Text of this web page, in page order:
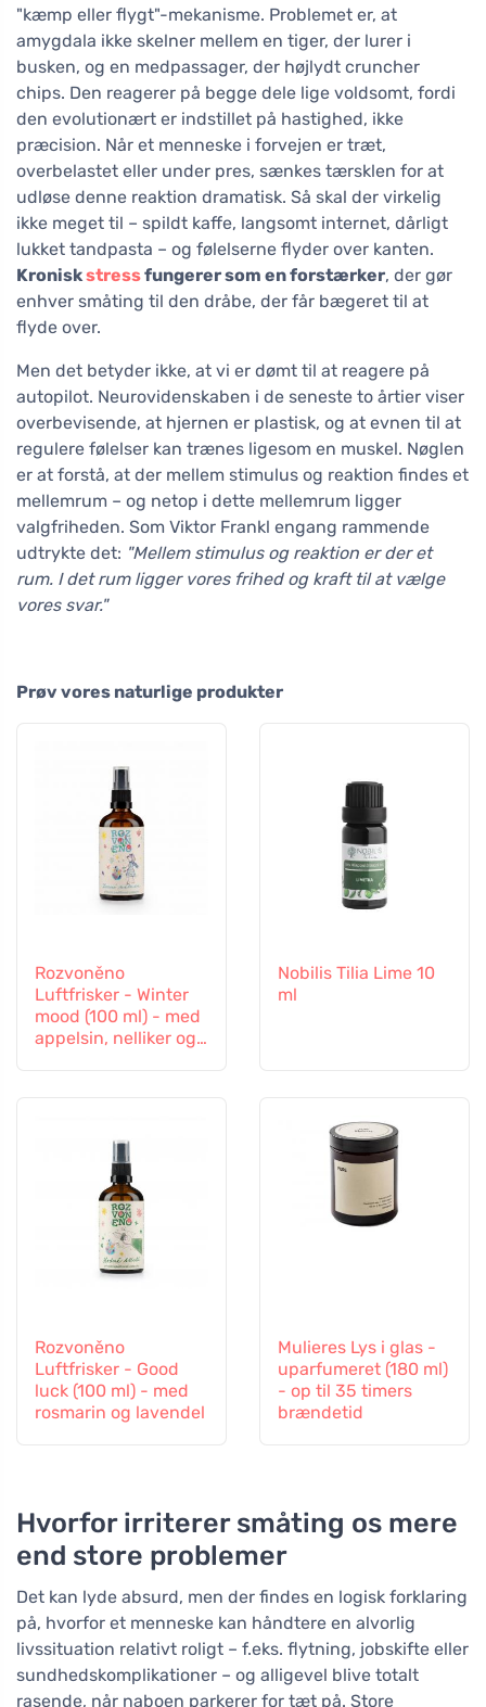
"kæmp eller flygt"-mekanisme. Problemet er, at
amygdala ikke skelner mellem en tiger, der lurer i
busken, og en medpassager, der højlydt cruncher
chips. Den reagerer på begge dele lige voldsomt, fordi
den evolutionært er indstillet på hastighed, ikke
præcision. Når et menneske i forvejen er træt,
overbelastet eller under pres, sænkes tærsklen for at
udløse denne reaktion dramatisk. Så skal der virkelig
ikke meget til – spildt kaffe, langsomt internet, dårligt
lukket tandpasta – og følelserne flyder over kanten.
Kroniskstressfungerer som en forstærker, der gør
enhver småting til den dråbe, der får bægeret til at
flyde over.
Men det betyder ikke, at vi er dømt til at reagere på
autopilot. Neurovidenskaben i de seneste to årtier viser
overbevisende, at hjernen er plastisk, og at evnen til at
regulere følelser kan trænes ligesom en muskel. Nøglen
er at forstå, at der mellem stimulus og reaktion findes et
mellemrum – og netop i dette mellemrum ligger
valgfriheden. Som Viktor Frankl engang rammende
udtrykte det: "Mellem stimulus og reaktion er der et
rum. I det rum ligger vores frihed og kraft til at vælge
vores svar."
Prøv vores naturlige produkter
Rozvoněno
Luftfrisker - Winter
mood (100 ml) - med
appelsin, nelliker og
Nobilis Tilia Lime 10
ml
Rozvoněno
Luftfrisker - Good
luck (100 ml) - med
rosmarin og lavendel
Mulieres Lys i glas -
uparfumeret (180 ml)
- op til 35 timers
brændetid
Hvorfor irriterer småting os mere
end store problemer
Det kan lyde absurd, men der findes en logisk forklaring
på, hvorfor et menneske kan håndtere en alvorlig
livssituation relativt roligt – f.eks. flytning, jobskifte eller
sundhedskomplikationer – og alligevel blive totalt
rasende, når naboen parkerer for tæt på. Store